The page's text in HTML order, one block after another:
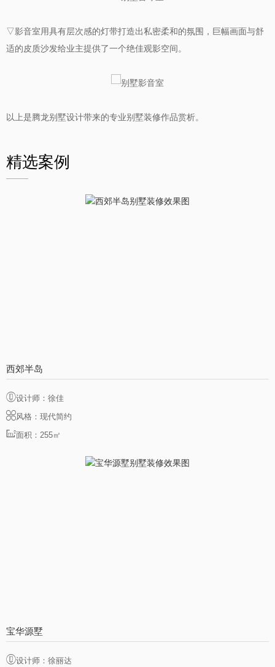
▽影音室用具有层次感的灯带打造出私密柔和的氛围，巨幅画面与舒
适的皮质沙发给业主提供了一个绝佳观影空间。
以上是腾龙别墅设计带来的专业别墅装修作品赏析。
精选案例
西郊半岛
设计师：徐佳
风格：现代简约
面积：255㎡
宝华源墅
设计师：徐丽达